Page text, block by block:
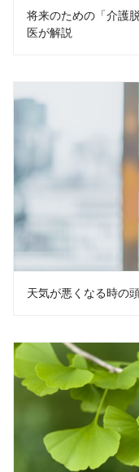
将来のための「介護
医が解説
天気が悪くなる時の